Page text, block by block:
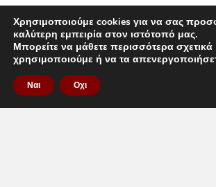
Χρησιμοποιούμε cookies για να σας
καλύτερη εμπειρία στον ιστότοπό μας.
Μπορείτε να μάθετε περισσότερα
χρησιμοποιούμε ή να τα
Ναι Οχι